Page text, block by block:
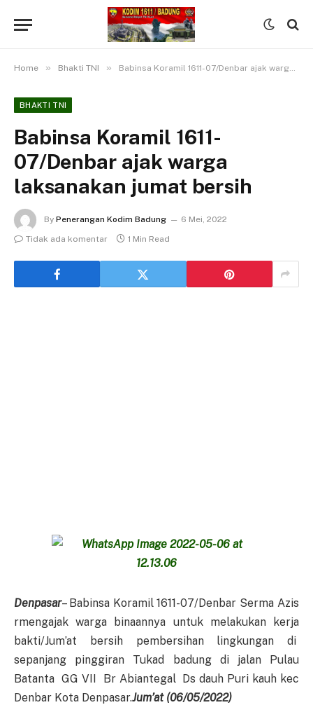
Home » Bhakti TNI » Babinsa Koramil 1611-07/Denbar ajak warga laksanakan jumat bersih
BHAKTI TNI
Babinsa Koramil 1611-
07/Denbar ajak warga
laksanakan jumat bersih
By Penerangan Kodim Badung
6 Mei, 2022
Tidak ada komentar
1 Min Read
Denpasar– Babinsa Koramil 1611-07/Denbar Serma Azis
rmengajak warga binaannya untuk melakukan kerja
bakti/Jum’at bersih pembersihan lingkungan di
sepanjang pinggiran Tukad badung di jalan Pulau
Batanta GG VII Br Abiantegal Ds dauh Puri kauh kec
Denbar Kota Denpasar.Jum’at(06/05/2022)